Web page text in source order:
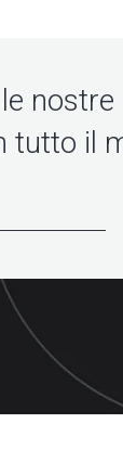
tutto il